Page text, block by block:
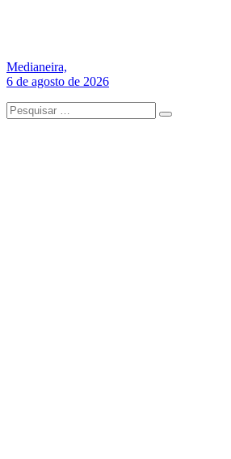
Medianeira,
6 de agosto de 2026